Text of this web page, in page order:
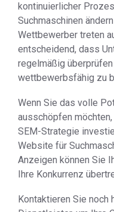
kontinuierlicher
Suchmaschinen
Wettbewerber treten
entscheidend, dass
regelmäßig
wettbewerbsfähig zu
Wenn Sie das volle
ausschöpfen
SEM-Strategie
Website für
Anzeigen können Sie
Ihre Konkurrenz
Kontaktieren Sie noch